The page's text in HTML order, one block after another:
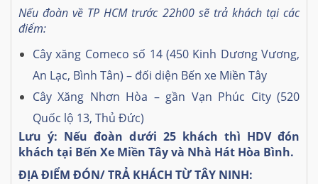
Nếu đoàn về TP HCM trước 22h00 sẽ trả khách tại các
điểm:
Cây xăng Comeco số 14 (450 Kinh Dương Vương,
An Lạc, Bình Tân) – đối diện Bến xe Miền Tây
Cây Xăng Nhơn Hòa – gần Vạn Phúc City (520
Quốc lộ 13, Thủ Đức)
Lưuý: Nếuđoàn dưới 25 khách thì HDVđón
khách tại Bến Xe Miền Tây và Nhà Hát Hòa Bình.
ĐỊA ĐIỂM ĐÓN/ TRẢ KHÁCH TỪ TÂY NINH: